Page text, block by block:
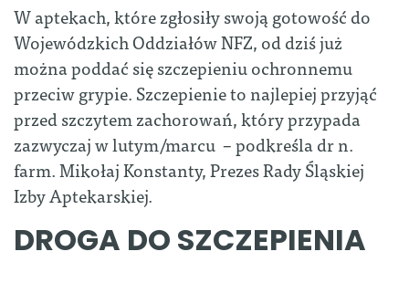
W aptekach, które zgłosiły swoją gotowość do
Wojewódzkich Oddziałów NFZ, od dziś już
można poddać się szczepieniu ochronnemu
przeciw grypie. Szczepienie to najlepiej przyjąć
przed szczytem zachorowań, który przypada
zazwyczaj w lutym/marcu – podkreśla dr n.
farm. Mikołaj Konstanty, Prezes Rady Śląskiej
Izby Aptekarskiej.
DROGA DO SZCZEPIENIA